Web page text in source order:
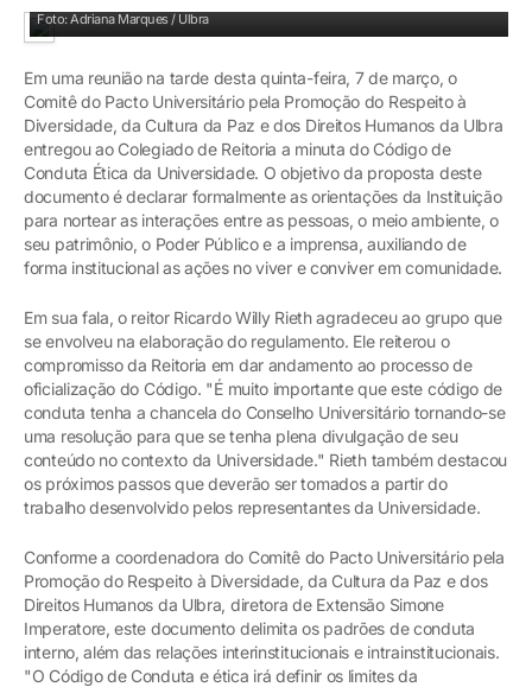
Foto: Adriana Marques / Ulbra
Em uma reunião na tarde desta quinta-feira, 7 de março, o
Comitê do Pacto Universitário pela Promoção do Respeito à
Diversidade, da Cultura da Paz e dos Direitos Humanos da Ulbra
entregou ao Colegiado de Reitoria a minuta do Código de
Conduta Ética da Universidade. O objetivo da proposta deste
documento é declarar formalmente as orientações da Instituição
para nortear as interações entre as pessoas, o meio ambiente, o
seu patrimônio, o Poder Público e a imprensa, auxiliando de
forma institucional as ações no viver e conviver em comunidade.
Em sua fala, o reitor Ricardo Willy Rieth agradeceu ao grupo que
se envolveu na elaboração do regulamento. Ele reiterou o
compromisso da Reitoria em dar andamento ao processo de
oficialização do Código. "É muito importante que este código de
conduta tenha a chancela do Conselho Universitário tornando-se
uma resolução para que se tenha plena divulgação de seu
conteúdo no contexto da Universidade." Rieth também destacou
os próximos passos que deverão ser tomados a partir do
trabalho desenvolvido pelos representantes da Universidade.
Conforme a coordenadora do Comitê do Pacto Universitário pela
Promoção do Respeito à Diversidade, da Cultura da Paz e dos
Direitos Humanos da Ulbra, diretora de Extensão Simone
Imperatore, este documento delimita os padrões de conduta
interno, além das relações interinstitucionais e intrainstitucionais.
"O Código de Conduta e ética irá definir os limites da